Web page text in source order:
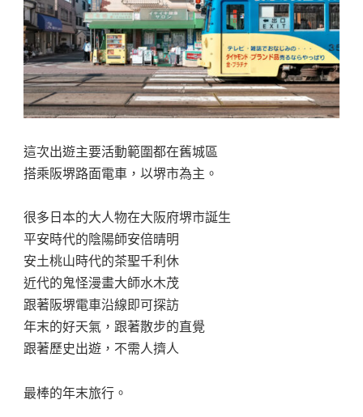
這次出遊主要活動範圍都在舊城區
搭乘阪堺路面電車，以堺市為主。
很多日本的大人物在大阪府堺市誕生
平安時代的陰陽師安倍晴明
安土桃山時代的茶聖千利休
近代的鬼怪漫畫大師水木茂
跟著阪堺電車沿線即可探訪
年末的好天氣，跟著散步的直覺
跟著歷史出遊，不需人擠人
最棒的年末旅行。